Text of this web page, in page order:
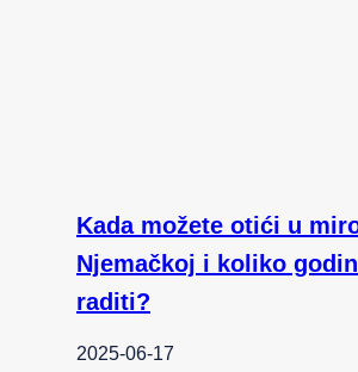
Kada možete otići u
Njemačkoj i koliko
raditi?
2025-06-17